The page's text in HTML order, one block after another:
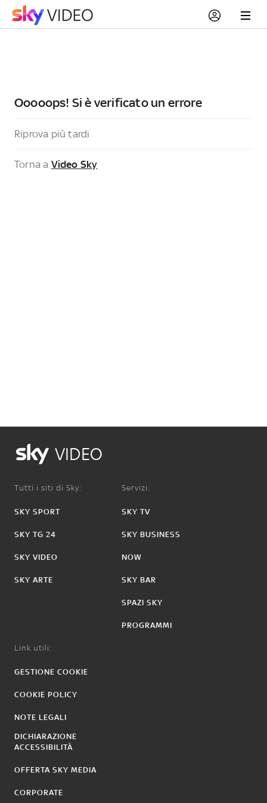
Ooooops! Si è verificato un errore
Riprova più tardi
Torna a Video Sky
VIDEO
Tutti i siti di Sky:
SKY SPORT
SKY TG 24
SKY VIDEO
SKY ARTE
Servizi:
SKY TV
SKY BUSINESS
NOW
SKY BAR
SPAZI SKY
PROGRAMMI
Link utili:
GESTIONE COOKIE
COOKIE POLICY
NOTE LEGALI
DICHIARAZIONE
ACCESSIBILITÀ
OFFERTA SKY MEDIA
CORPORATE